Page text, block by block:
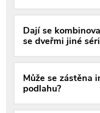
Dají se
se dveřmi jiné
Může se zástěna
podlahu?